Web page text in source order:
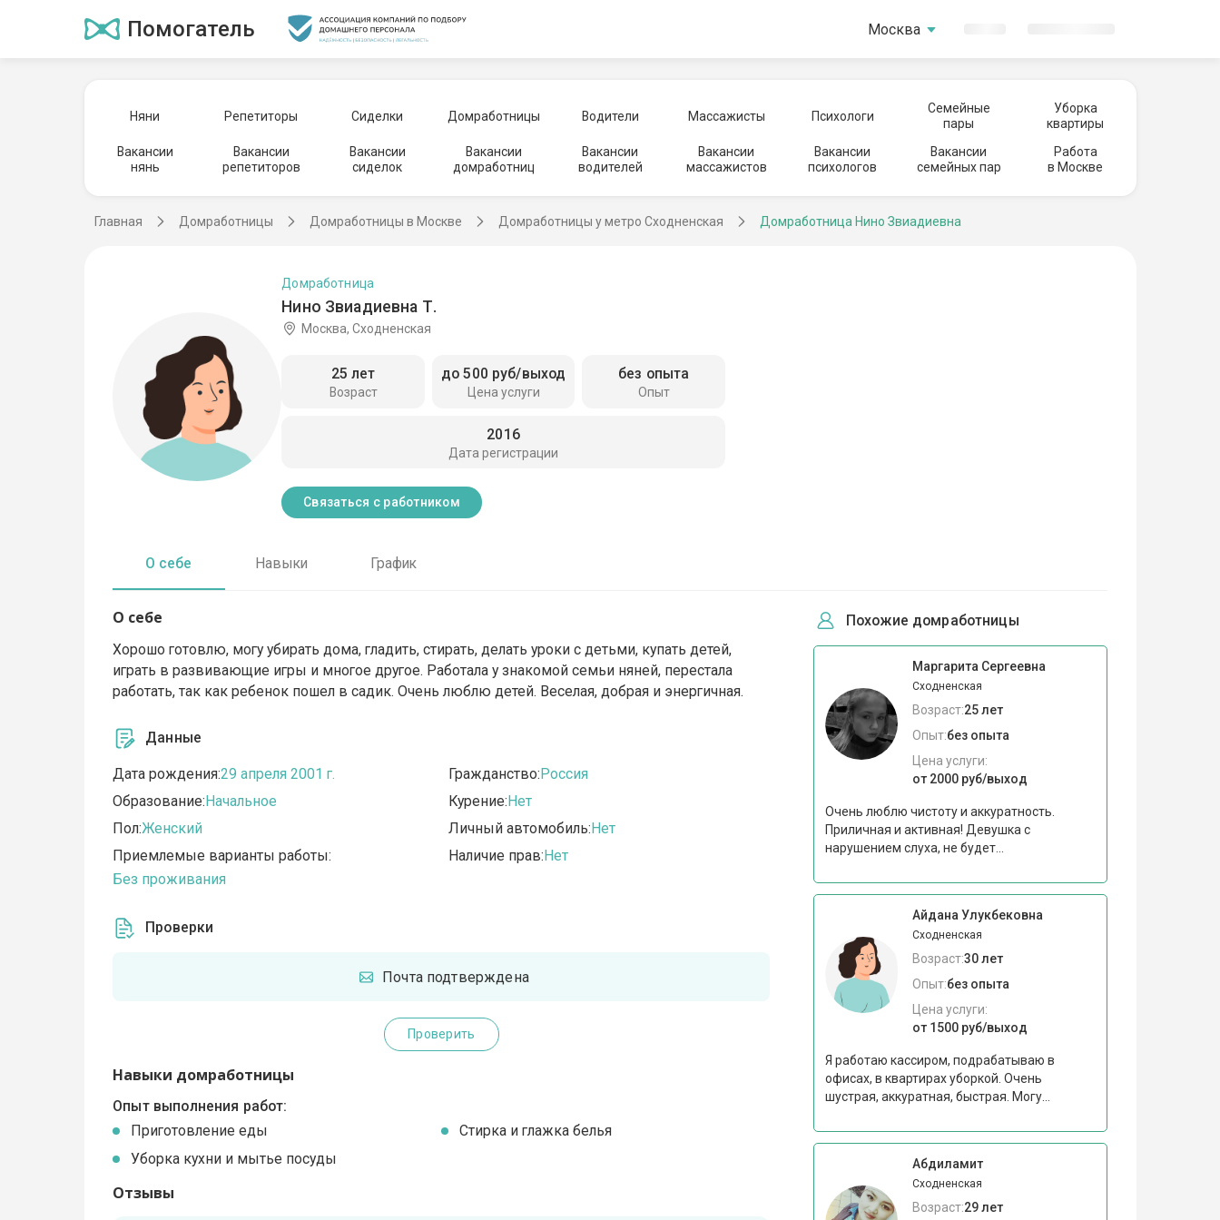
Помогатель Москва
Няни Репетиторы Сиделки Домработницы Водители Массажисты Психологи
Семейные
пары
Уборка
квартиры
Вакансии
нянь
Вакансии
репетиторов
Вакансии
сиделок
Вакансии
домработниц
Вакансии
водителей
Вакансии
массажистов
Вакансии
психологов
Вакансии
семейных пар
Работа
в Москве
Главная Домработницы Домработницы в Москве Домработницы у метро Сходненская Домработница Нино Звиадиевна
Нино Звиадиевна Т.
Домработница
Москва, Сходненская
Возраст
25 лет
Цена услуги
до 500 руб/выход
Опыт
без опыта
Дата регистрации
2016
Связаться с работником
О себе Навыки График
О себе
Хорошо готовлю, могу убирать дома, гладить, стирать, делать уроки с детьми, купать детей,
играть в развивающие игры и многое другое. Работала у знакомой семьи няней, перестала
работать, так как ребенок пошел в садик. Очень люблю детей. Веселая, добрая и энергичная.
Данные
Дата рождения:29 апреля 2001 г.
Образование:Начальное
Пол:Женский
Приемлемые варианты работы:
Без проживания
Гражданство:Россия
Курение:Нет
Личный автомобиль:Нет
Наличие прав:Нет
Проверки
Почта подтверждена
Проверить
Навыки домработницы
Опыт выполнения работ:
Приготовление еды
Стирка и глажка белья
Уборка кухни и мытье посуды
Отзывы
Похожие домработницы
Маргарита Сергеевна
Сходненская
Возраст:25 лет
Опыт:без опыта
Цена услуги:
от 2000 руб/выход
Очень люблю чистоту и аккуратность.
Приличная и активная! Девушка с
нарушением слуха, не будет...
Айдана Улукбековна
Сходненская
Возраст:30 лет
Опыт:без опыта
Цена услуги:
от 1500 руб/выход
Я работаю кассиром, подрабатываю в
офисах, в квартирах уборкой. Очень
шустрая, аккуратная, быстрая. Могу...
Абдиламит
Сходненская
Возраст:29 лет